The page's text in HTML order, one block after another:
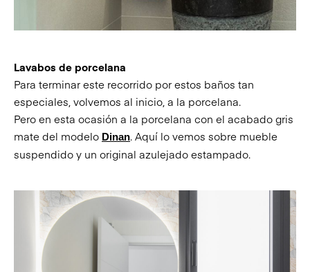
Lavabos de porcelana
Para terminar este recorrido por estos baños tan
especiales, volvemos al inicio, a la porcelana.
Pero en esta ocasión a la porcelana con el acabado gris
mate del modelo Dinan. Aquí lo vemos sobre mueble
suspendido y un original azulejado estampado.